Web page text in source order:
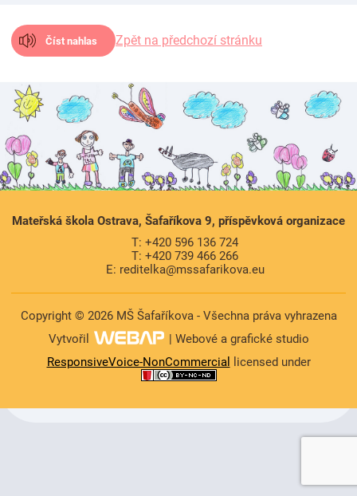
Číst nahlas Zpět na předchozí stránku
Mateřská škola Ostrava, Šafaříkova 9, příspěvková organizace
T: +420 596 136 724
T: +420 739 466 266
E: reditelka@mssafarikova.eu
Copyright © 2026 MŠ Šafaříkova - Všechna práva vyhrazena
Vytvořil
| Webové a grafické studio
ResponsiveVoice-NonCommercial
licensed under